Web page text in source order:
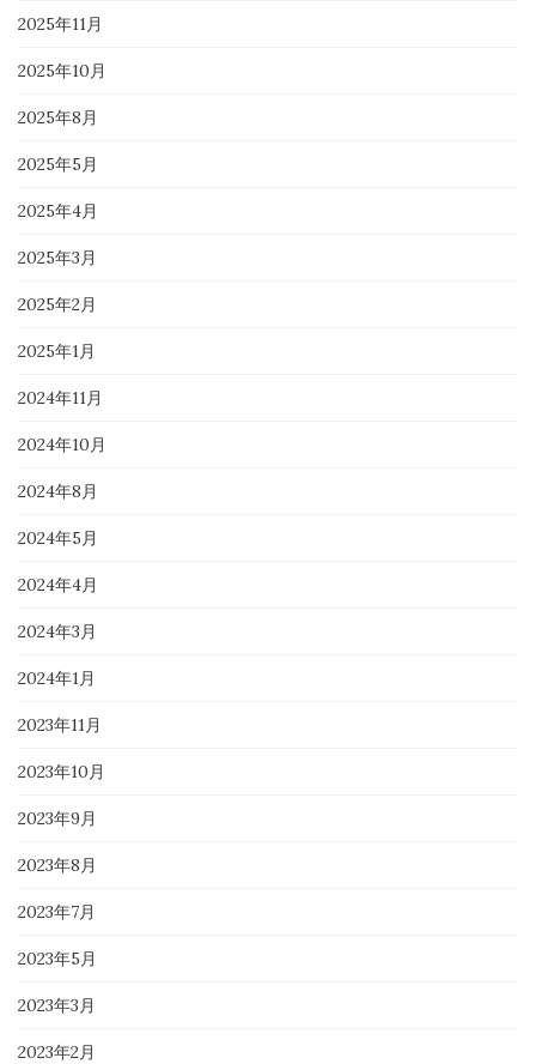
2025年11月
2025年10月
2025年8月
2025年5月
2025年4月
2025年3月
2025年2月
2025年1月
2024年11月
2024年10月
2024年8月
2024年5月
2024年4月
2024年3月
2024年1月
2023年11月
2023年10月
2023年9月
2023年8月
2023年7月
2023年5月
2023年3月
2023年2月